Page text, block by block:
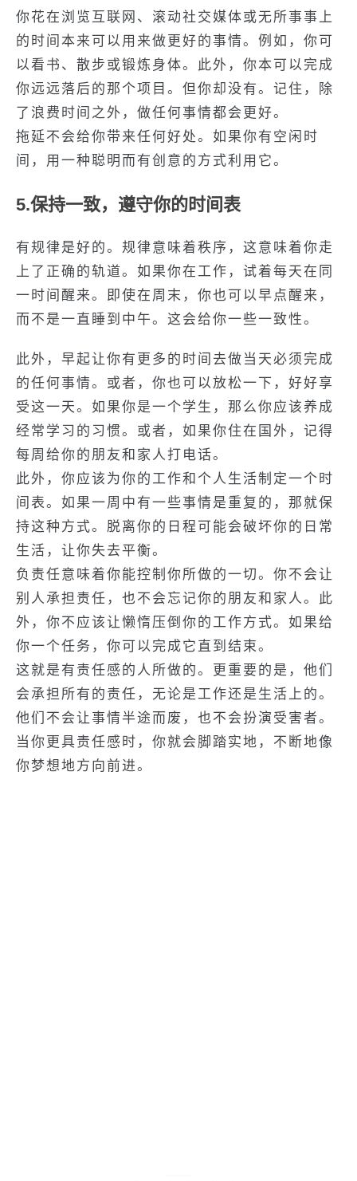
你花在浏览互联网、滚动社交媒体或无所事事上
的时间本来可以用来做更好的事情。例如，你可
以看书、散步或锻炼身体。此外，你本可以完成
你远远落后的那个项目。但你却没有。记住，除
了浪费时间之外，做任何事情都会更好。
拖延不会给你带来任何好处。如果你有空闲时
间，用一种聪明而有创意的方式利用它。
5.保持一致，遵守你的时间表
有规律是好的。规律意味着秩序，这意味着你走
上了正确的轨道。如果你在工作，试着每天在同
一时间醒来。即使在周末，你也可以早点醒来，
而不是一直睡到中午。这会给你一些一致性。
此外，早起让你有更多的时间去做当天必须完成
的任何事情。或者，你也可以放松一下，好好享
受这一天。如果你是一个学生，那么你应该养成
经常学习的习惯。或者，如果你住在国外，记得
每周给你的朋友和家人打电话。
此外，你应该为你的工作和个人生活制定一个时
间表。如果一周中有一些事情是重复的，那就保
持这种方式。脱离你的日程可能会破坏你的日常
生活，让你失去平衡。
负责任意味着你能控制你所做的一切。你不会让
别人承担责任，也不会忘记你的朋友和家人。此
外，你不应该让懒惰压倒你的工作方式。如果给
你一个任务，你可以完成它直到结束。
这就是有责任感的人所做的。更重要的是，他们
会承担所有的责任，无论是工作还是生活上的。
他们不会让事情半途而废，也不会扮演受害者。
当你更具责任感时，你就会脚踏实地，不断地像
你梦想地方向前进。